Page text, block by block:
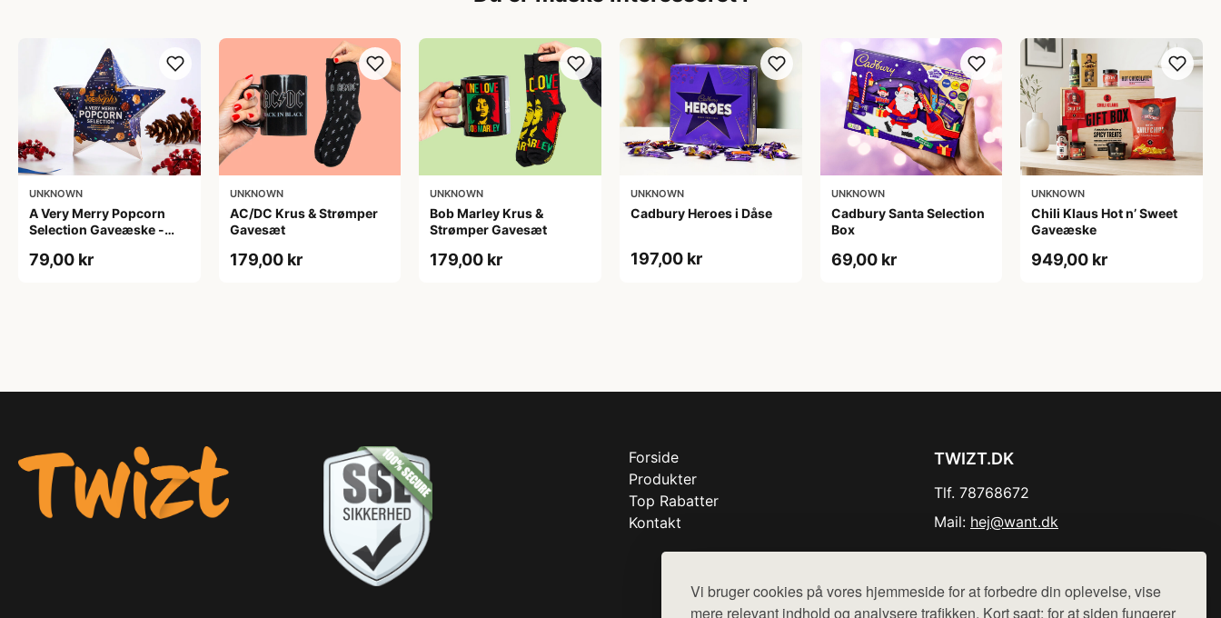
Vi bruger cookies på vores hjemmeside for at forbedre din oplevelse, vise
mere relevant indhold og analysere trafikken. Kort sagt: for at siden fungerer
UNKNOWN
A Very Merry Popcorn
Selection Gaveæske -
79,00 kr
UNKNOWN
AC/DC Krus & Strømper
Gavesæt
179,00 kr
UNKNOWN
Bob Marley Krus &
Strømper Gavesæt
179,00 kr
UNKNOWN
Cadbury Heroes i Dåse
197,00 kr
UNKNOWN
Cadbury Santa Selection
Box
69,00 kr
UNKNOWN
Chili Klaus Hot n’ Sweet
Gaveæske
949,00 kr
Forside
Produkter
Top Rabatter
Kontakt
TWIZT.DK
Tlf. 78768672
Mail: hej@want.dk